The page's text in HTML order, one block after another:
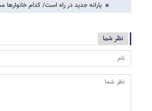
یارانه جدید در راه است/ کدام
نظر شما